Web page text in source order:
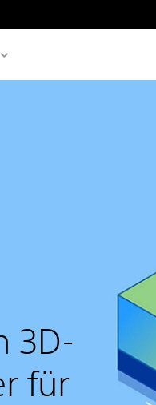
3D-
für